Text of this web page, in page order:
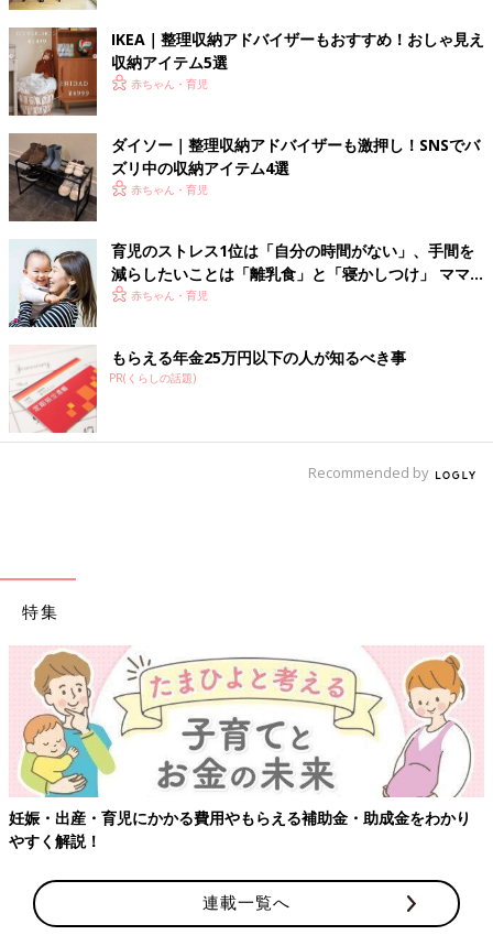
IKEA｜整理収納アドバイザーもおすすめ！おしゃ見え
収納アイテム5選
赤ちゃん・育児
ダイソー｜整理収納アドバイザーも激押し！SNSでバ
ズリ中の収納アイテム4選
赤ちゃん・育児
育児のストレス1位は「自分の時間がない」、手間を
減らしたいことは「離乳食」と「寝かしつけ」 ママ
たちのリアル
赤ちゃん・育児
もらえる年金25万円以下の人が知るべき事
PR(くらしの話題)
Recommended by
特集
・育児にかかる費用やもらえる補助金・助成金をわかり
！
【ワク
連載一覧へ